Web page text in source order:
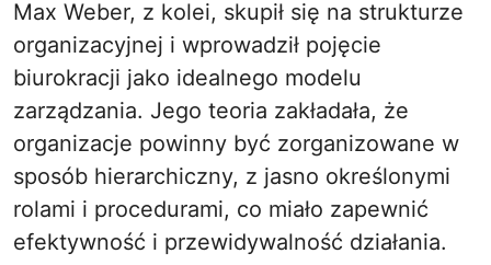
Max Weber, z kolei, skupił się na strukturze
organizacyjnej i wprowadził pojęcie
biurokracji jako idealnego modelu
zarządzania. Jego teoria zakładała, że
organizacje powinny być zorganizowane w
sposób hierarchiczny, z jasno określonymi
rolami i procedurami, co miało zapewnić
efektywność i przewidywalność działania.